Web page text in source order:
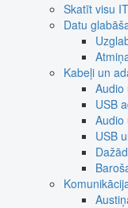
Skatīt visu
Datu
Kabeļi un
Audio
USB
Audio
USB